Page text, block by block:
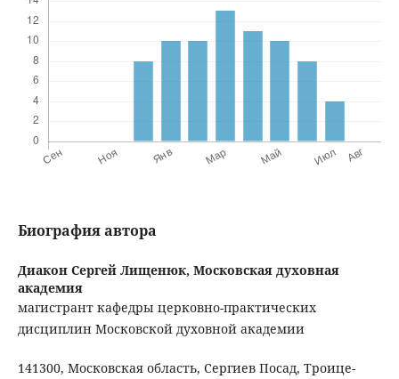
Биография автора
Диакон Сергей Лищенюк, Московская духовная
академия
магистрант кафедры церковно-практических
дисциплин Московской духовной академии
141300, Московская область, Сергиев Посад, Троице-